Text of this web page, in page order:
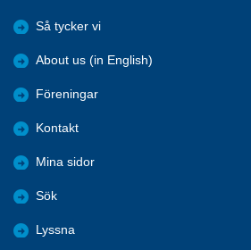
Så tycker vi
About us (in English)
Föreningar
Kontakt
Mina sidor
Sök
Lyssna